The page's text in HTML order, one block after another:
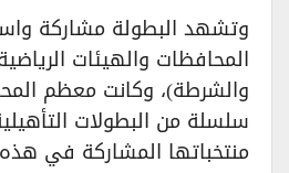
​وتشهد البطولة مشاركة
المحافظات والهيئات
والشرطة)، وكانت معظم
سلسلة من البطولات
منتخباتها المشاركة في هذه